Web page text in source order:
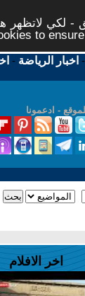
- لكي لاتظهر
to
- اخبار الرياضة -
- ادعمونا
اخر الافلام